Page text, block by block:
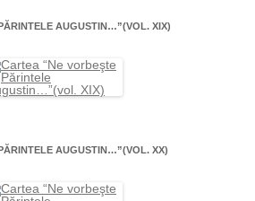
AUGUSTIN…”(VOL. XIX)
AUGUSTIN…”(VOL. XX)